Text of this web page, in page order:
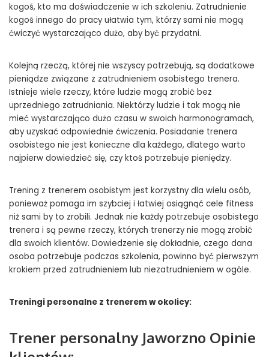
kogoś, kto ma doświadczenie w ich szkoleniu. Zatrudnienie
kogoś innego do pracy ułatwia tym, którzy sami nie mogą
ćwiczyć wystarczająco dużo, aby być przydatni.
Kolejną rzeczą, której nie wszyscy potrzebują, są dodatkowe
pieniądze związane z zatrudnieniem osobistego trenera.
Istnieje wiele rzeczy, które ludzie mogą zrobić bez
uprzedniego zatrudniania. Niektórzy ludzie i tak mogą nie
mieć wystarczająco dużo czasu w swoich harmonogramach,
aby uzyskać odpowiednie ćwiczenia. Posiadanie trenera
osobistego nie jest konieczne dla każdego, dlatego warto
najpierw dowiedzieć się, czy ktoś potrzebuje pieniędzy.
Trening z trenerem osobistym jest korzystny dla wielu osób,
ponieważ pomaga im szybciej i łatwiej osiągnąć cele fitness
niż sami by to zrobili. Jednak nie każdy potrzebuje osobistego
trenera i są pewne rzeczy, których trenerzy nie mogą zrobić
dla swoich klientów. Dowiedzenie się dokładnie, czego dana
osoba potrzebuje podczas szkolenia, powinno być pierwszym
krokiem przed zatrudnieniem lub niezatrudnieniem w ogóle.
Treningi personalne z trenerem w okolicy:
Trener personalny Jaworzno Opinie